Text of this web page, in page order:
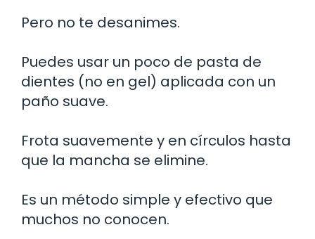
Pero no te desanimes.
Puedes usar un poco de pasta de
dientes (no en gel) aplicada con un
paño suave.
Frota suavemente y en círculos hasta
que la mancha se elimine.
Es un método simple y efectivo que
muchos no conocen.